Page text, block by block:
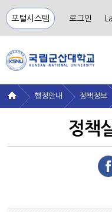
포털시스템 로그인
행정안내 정책정보
정책